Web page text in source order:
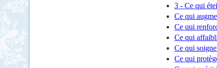
3 - Ce qui
Ce qui
Ce qui
Ce qui
Ce qui
Ce qui